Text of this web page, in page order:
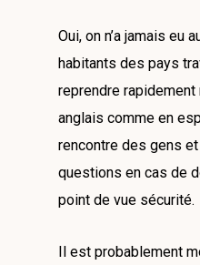
Oui, on n’a jamais eu
habitants des pays
reprendre
anglais comme en
rencontre des gens
questions en cas de
point de vue sécurité.
Il est probablement